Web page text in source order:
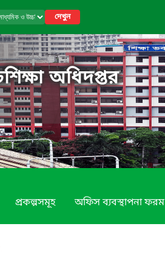
দেখুন
অধিদপ্তর
প্রকল্পসমূহ অফিস ব্যবস্থাপনা ফরম